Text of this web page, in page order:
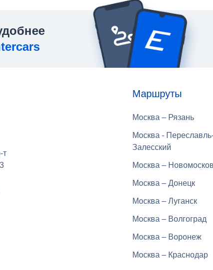
т
Маршруты
Москва – Рязань
Москва -
Залесский
Москва –
Москва – Донецк
Москва – Луганск
Москва – Волгоград
Москва – Воронеж
Москва – Краснодар